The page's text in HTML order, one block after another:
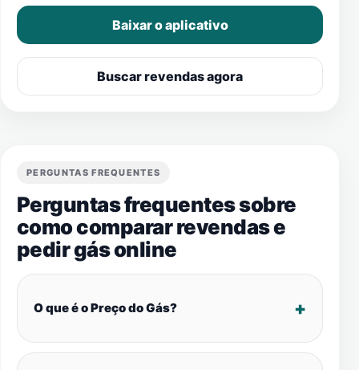
Baixar o aplicativo
Buscar revendas agora
PERGUNTAS FREQUENTES
Perguntas frequentes sobre
como comparar revendas e
pedir gás online
O que é o Preço do Gás?